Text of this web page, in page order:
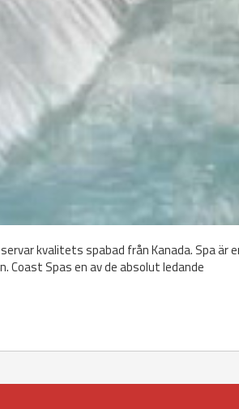
kvalitets spabad från Kanada. Spa är
Coast Spas en av de absolut ledande